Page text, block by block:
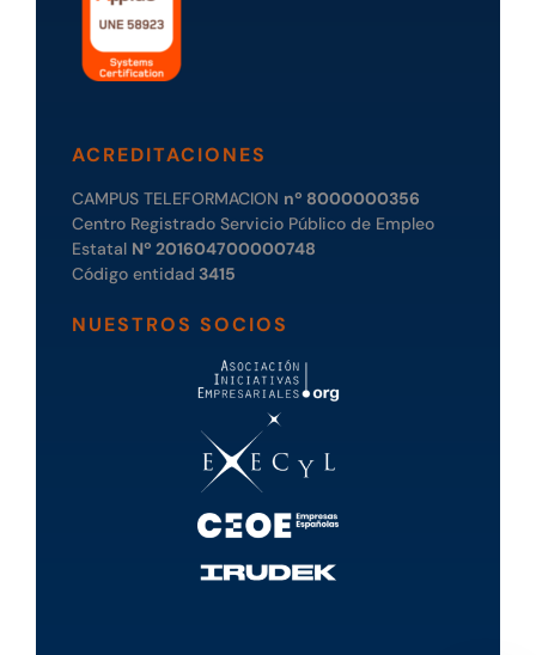
ACREDITACIONES
CAMPUS TELEFORMACION nº 8000000356
Centro Registrado Servicio Público de Empleo
Estatal Nº 201604700000748
Código entidad 3415
NUESTROS SOCIOS